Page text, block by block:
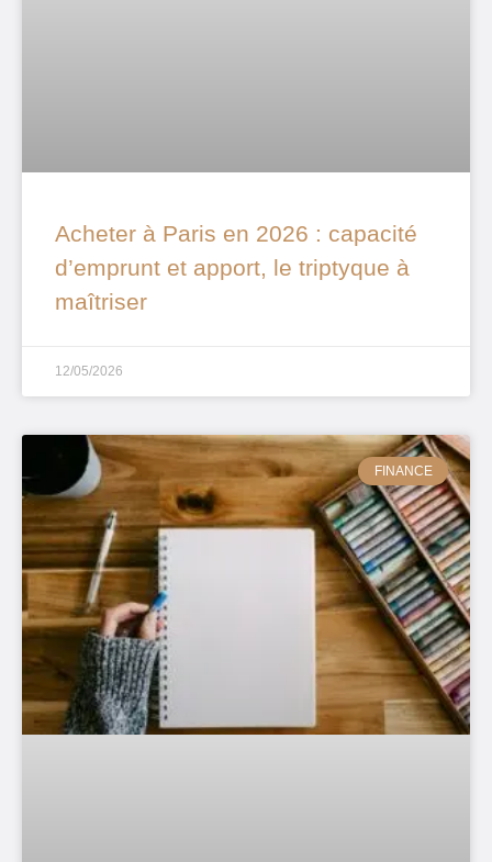
Acheter à Paris en 2026 : capacité
d’emprunt et apport, le triptyque à
maîtriser
12/05/2026
FINANCE